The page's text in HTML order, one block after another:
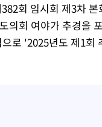
회 임시회 제3차
의회 여야가 추경을
로 '2025년도 제1